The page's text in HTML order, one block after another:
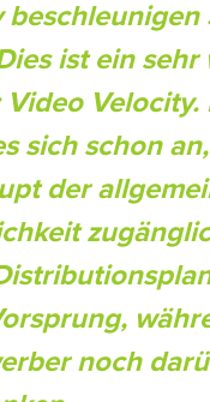
beschleunigen
ist ein
Velocity.
sich schon
der
noch